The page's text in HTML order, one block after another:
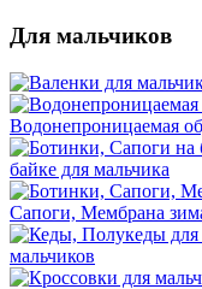
Для мальчиков
Водонепроницаемая
байке для мальчика
Сапоги, Мембрана
мальчиков